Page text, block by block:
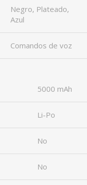
Negro, Plateado,
Azul
Comandos de voz
5000 mAh
Li-Po
No
No